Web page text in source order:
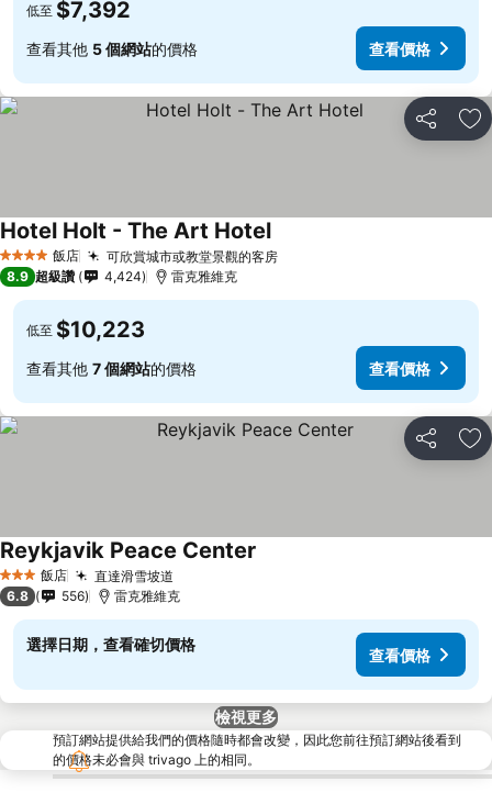
低至 $7,392
查看其他 5 個網站的價格 查看價格
分享 加
4 星級 飯店 可欣賞城市或教堂景觀的客房
Hotel Holt - The Art Hotel
8.9 超級讚 4,424 雷克雅維克
低至 $10,223
查看其他 7 個網站的價格 查看價格
分享 加
3 星級 飯店 直達滑雪坡道
Reykjavik Peace Center
6.8 556 雷克雅維克
選擇日期，查看確切價格
查看價格
檢視更多
預訂網站提供給我們的價格隨時都會改變，因此您前往預訂網站後看到
的價格未必會與 trivago 上的相同。